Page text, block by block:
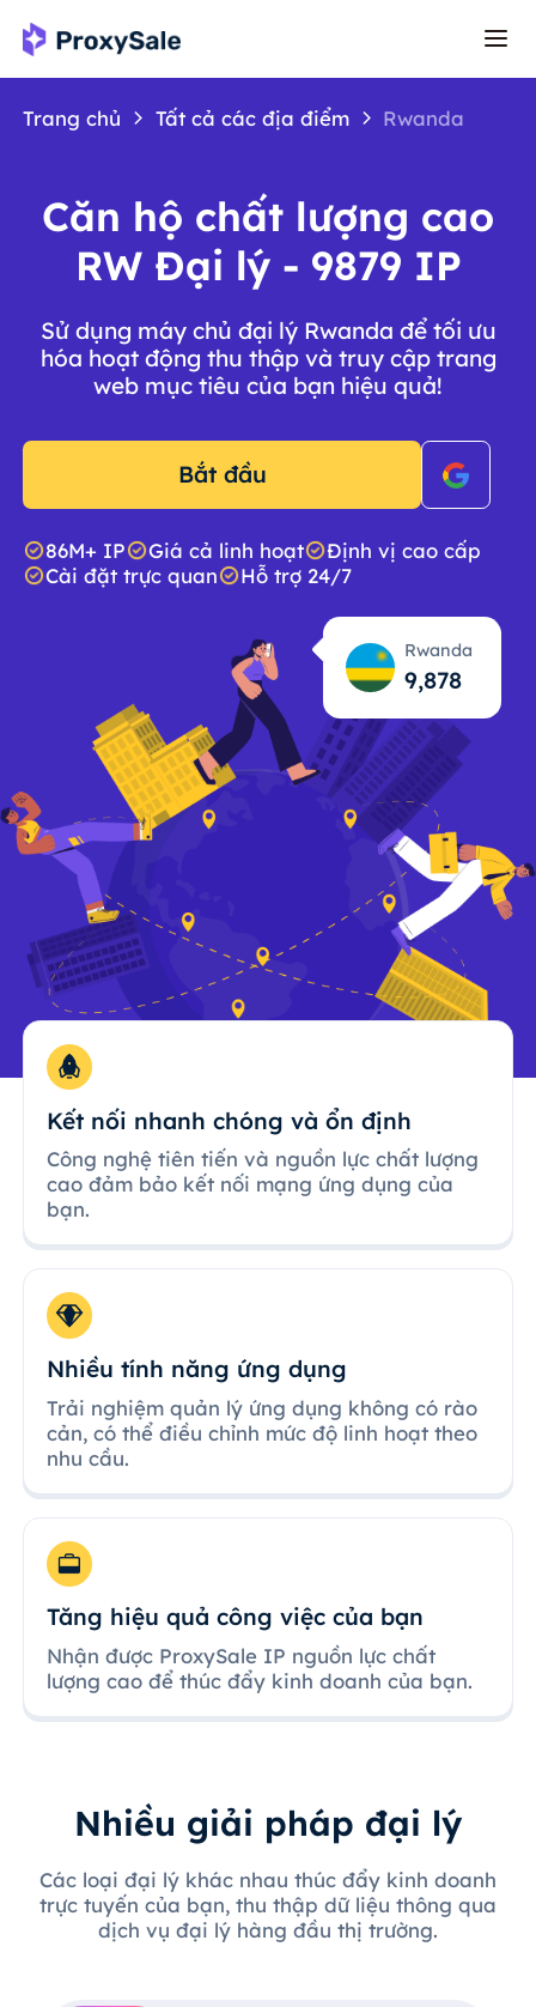
Trang chủ Tất cả các địa điểm Rwanda
Căn hộ chất lượng cao
RW Đại lý - 9879 IP
Sử dụng máy chủ đại lý Rwanda để tối ưu
hóa hoạt động thu thập và truy cập trang
web mục tiêu của bạn hiệu quả!
Bắt đầu
86M+ IP Giá cả linh hoạt
Định vị cao cấp
Cài đặt trực quan
Hỗ trợ 24/7
Rwanda
9,879
Kết nối nhanh chóng và ổn định
Công nghệ tiên tiến và nguồn lực chất lượng
cao đảm bảo kết nối mạng ứng dụng của
bạn.
Nhiều tính năng ứng dụng
Trải nghiệm quản lý ứng dụng không có rào
cản, có thể điều chỉnh mức độ linh hoạt theo
nhu cầu.
Tăng hiệu quả công việc của bạn
Nhận được ProxySale IP nguồn lực chất
lượng cao để thúc đẩy kinh doanh của bạn.
Nhiều giải pháp đại lý
Các loại đại lý khác nhau thúc đẩy kinh doanh
trực tuyến của bạn, thu thập dữ liệu thông qua
dịch vụ đại lý hàng đầu thị trường.